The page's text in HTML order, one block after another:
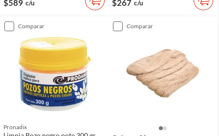
$589 c/u $267 c/u
comparar
Pronadix
comparar